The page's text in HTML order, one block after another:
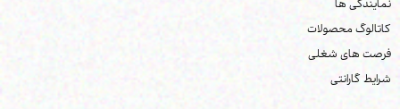
نمایندگی ها
کاتالوگ محصولات
فرصت های شغلی
شرایط گارانتی